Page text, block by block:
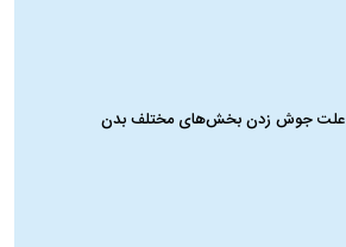
علت جوش زدن بخش‌های مختلف بدن